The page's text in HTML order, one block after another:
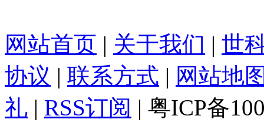
网站首页 | 关于我们 | 世
协议 | 联系方式 | 网站地
礼 | RSS订阅 | 粤ICP备